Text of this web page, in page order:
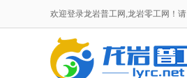
欢迎登录龙岩普工网,龙岩零工网！请